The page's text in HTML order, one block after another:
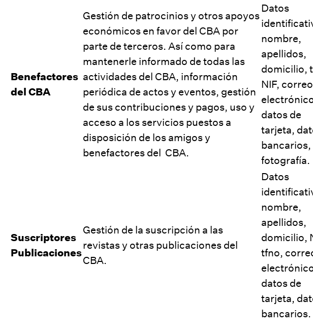
Benefactores
del CBA
Gestión de patrocinios y otros apoyos
económicos en favor del CBA por
parte de terceros. Así como para
mantenerle informado de todas las
actividades del CBA, información
periódica de actos y eventos, gestión
de sus contribuciones y pagos, uso y
acceso a los servicios puestos a
disposición de los amigos y
benefactores del CBA.
Datos
nombre,
apellidos,
domicilio,
NIF, correo
datos de
tarjeta,
bancarios,
fotografía.
Suscriptores
Publicaciones
Gestión de la suscripción a las
revistas y otras publicaciones del
CBA.
Datos
nombre,
apellidos,
domicilio,
tfno,
datos de
tarjeta,
bancarios.